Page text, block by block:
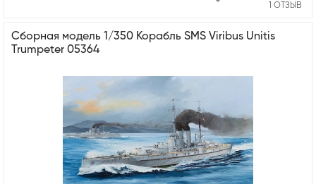
1 ОТЗЫВ
Сборная модель 1/350 Корабль SMS Viribus Unitis
Trumpeter 05364